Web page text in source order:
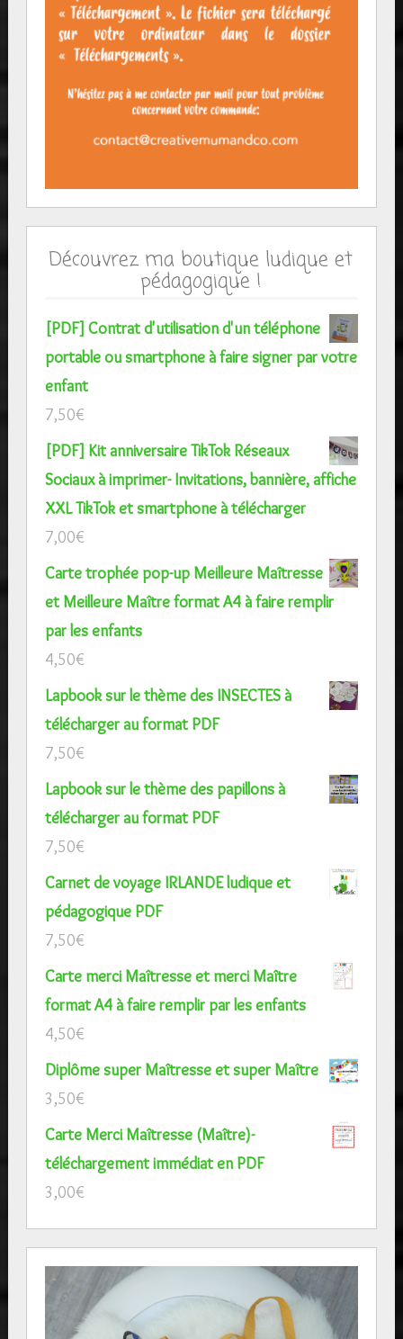
Découvrez ma boutique ludique et
pédagogique !
[PDF] Contrat d'utilisation d'un téléphone
portable ou smartphone à faire signer par votre
enfant
7,50€
[PDF] Kit anniversaire TikTok Réseaux
Sociaux à imprimer- Invitations, bannière, affiche
XXL TikTok et smartphone à télécharger
7,00€
Carte trophée pop-up Meilleure Maîtresse
et Meilleure Maître format A4 à faire remplir
par les enfants
4,50€
Lapbook sur le thème des INSECTES à
télécharger au format PDF
7,50€
Lapbook sur le thème des papillons à
télécharger au format PDF
7,50€
Carnet de voyage IRLANDE ludique et
pédagogique PDF
7,50€
Carte merci Maîtresse et merci Maître
format A4 à faire remplir par les enfants
4,50€
Diplôme super Maîtresse et super Maître
3,50€
Carte Merci Maîtresse (Maître)-
téléchargement immédiat en PDF
3,00€